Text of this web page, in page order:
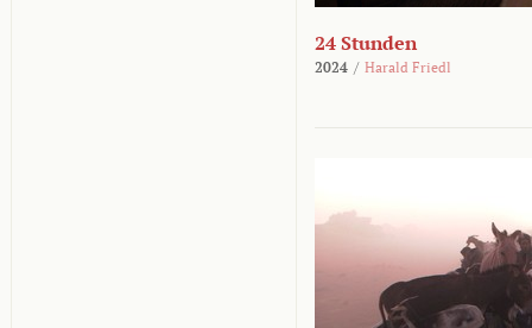
24 Stunden
2024 / Harald Friedl